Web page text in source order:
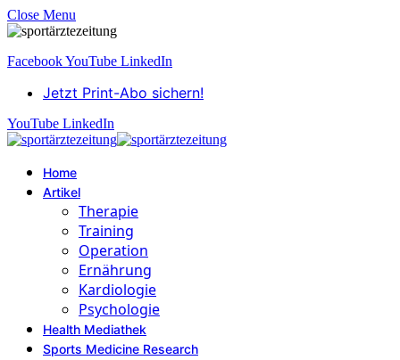
Close Menu
FacebookYouTube LinkedIn
Jetzt Print-Abo sichern!
YouTube LinkedIn
Home
Artikel
Therapie
Training
Operation
Ernährung
Kardiologie
Psychologie
Health Mediathek
Sports Medicine Research